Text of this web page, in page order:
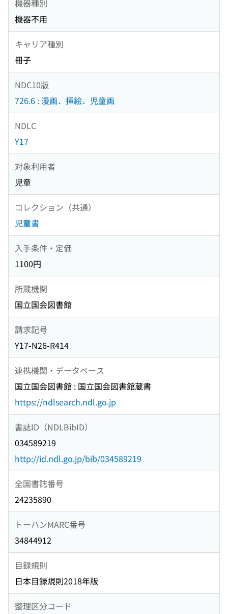
機器種別
機器不用
キャリア種別
冊子
NDC10版
726.6 : 漫画．挿絵．児童画
NDLC
Y17
対象利用者
児童
コレクション（共通）
児童書
入手条件・定価
1100円
所蔵機関
国立国会図書館
請求記号
Y17-N26-R414
連携機関・データベース
国立国会図書館 : 国立国会図書館蔵書
https://ndlsearch.ndl.go.jp
書誌ID（NDLBibID）
034589219
http://id.ndl.go.jp/bib/034589219
全国書誌番号
24235890
トーハンMARC番号
34844912
目録規則
日本目録規則2018年版
整理区分コード